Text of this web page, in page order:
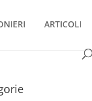
ARTICOLI